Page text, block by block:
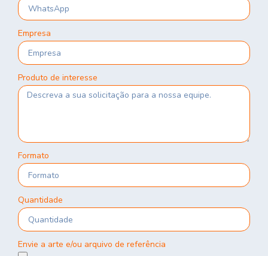
Empresa
Produto de interesse
Formato
Quantidade
Envie a arte e/ou arquivo de referência